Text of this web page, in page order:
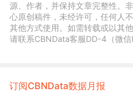
源、作者，并保持文章完整性。
心原创稿件，未经许可，任何人
其他方式使用。如需转载或以其
请联系CBNData客服DD-4（微信
订阅CBNData数据月报